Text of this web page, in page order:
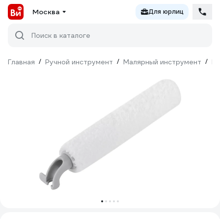
Москва Для юрлиц
Поиск в каталоге
Главная / Ручной инструмент / Малярный инструмент /